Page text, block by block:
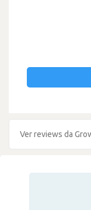
Ver reviews da